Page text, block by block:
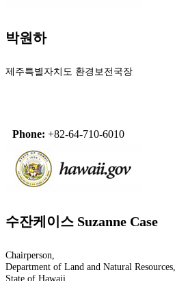
박원하
제주특별자치도 환경보전국장
Phone: +82-64-710-6010
수잔케이스 Suzanne Case
Chairperson,
Department of Land and Natural Resources,
State of Hawaii